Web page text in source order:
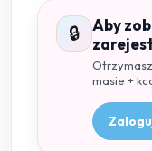
🔒
Aby
masie +